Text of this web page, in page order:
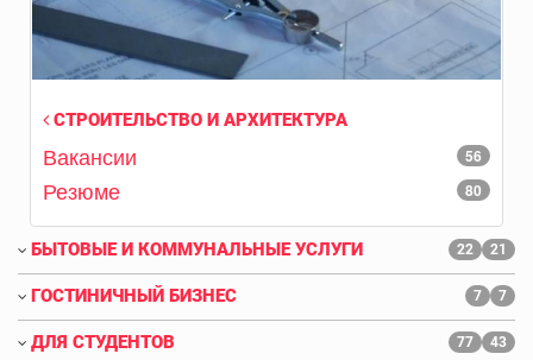
СТРОИТЕЛЬСТВО И АРХИТЕКТУРА
56
Вакансии
80
Резюме
БЫТОВЫЕ И КОММУНАЛЬНЫЕ УСЛУГИ 21
22
ГОСТИНИЧНЫЙ БИЗНЕС 7
7
ДЛЯ СТУДЕНТОВ 43
77